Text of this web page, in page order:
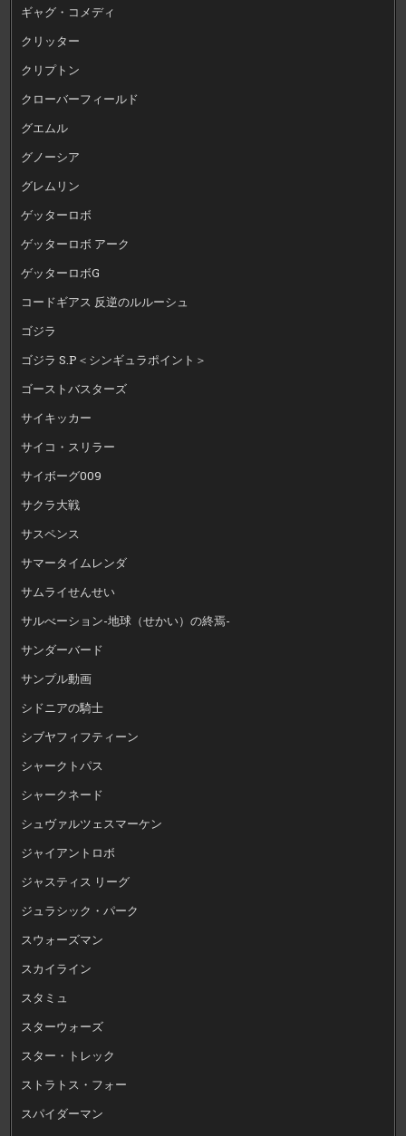
ギャグ・コメディ
クリッター
クリプトン
クローバーフィールド
グエムル
グノーシア
グレムリン
ゲッターロボ
ゲッターロボ アーク
ゲッターロボG
コードギアス 反逆のルルーシュ
ゴジラ
ゴジラ S.P＜シンギュラポイント＞
ゴーストバスターズ
サイキッカー
サイコ・スリラー
サイボーグ009
サクラ大戦
サスペンス
サマータイムレンダ
サムライせんせい
サルべーション-地球（せかい）の終焉-
サンダーバード
サンプル動画
シドニアの騎士
シブヤフィフティーン
シャークトパス
シャークネード
シュヴァルツェスマーケン
ジャイアントロボ
ジャスティス リーグ
ジュラシック・パーク
スウォーズマン
スカイライン
スタミュ
スターウォーズ
スター・トレック
ストラトス・フォー
スパイダーマン